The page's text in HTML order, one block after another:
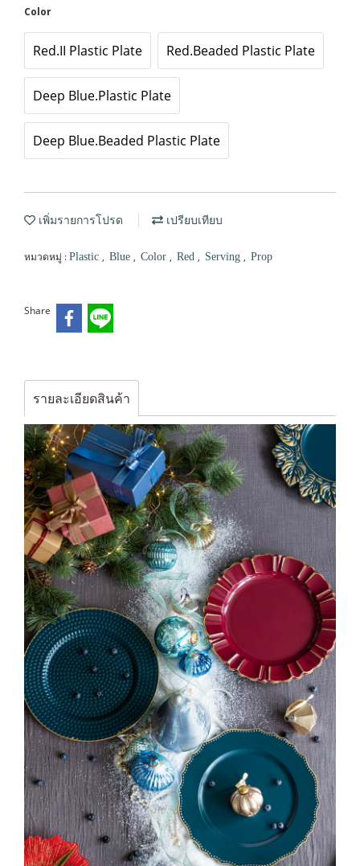
Color
Red.II Plastic Plate Red.Beaded Plastic Plate
Deep Blue.Plastic Plate
Deep Blue.Beaded Plastic Plate
เพิ่มรายการโปรด เปรียบเทียบ
หมวดหมู่ : Plastic , Blue , Color , Red , Serving , Prop
Share
รายละเอียดสินค้า